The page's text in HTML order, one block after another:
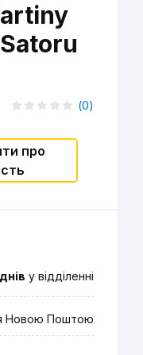
(0)
про
у відділенні
Новою Поштою